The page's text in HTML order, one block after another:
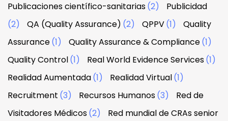
Publicaciones científico-sanitarias(2)
Publicidad
(2)
QA (Quality Assurance) (2) QPPV(1)
Quality
Assurance(1) Quality Assurance & Compliance(1)
Quality Control(1) Real World Evidence Services(1)
Realidad Aumentada(1) Realidad Virtual(1)
Recruitment (3) Recursos Humanos(3)
Red de
Visitadores Médicos(2)
Red mundial de CRAs senior